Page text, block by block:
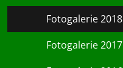
Fotogalerie 2018
Fotogalerie 2017